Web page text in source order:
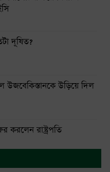
দূষিত?
উজবেকিস্তানকে উড়িয়ে দিল
করলেন রাষ্ট্রপতি